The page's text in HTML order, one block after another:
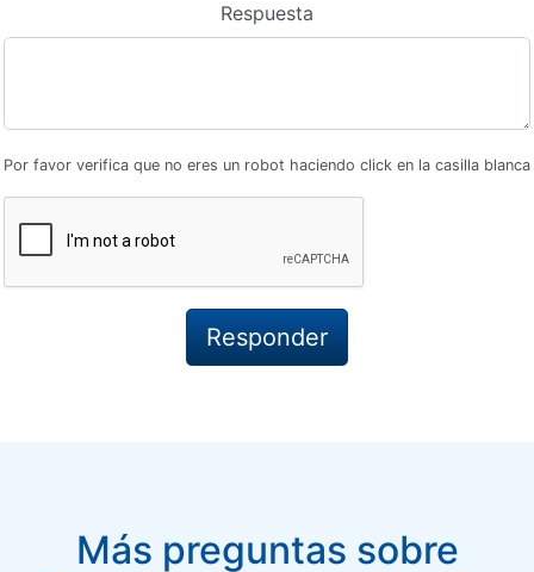
Respuesta
Por favor verifica que no eres un robot haciendo click en la casilla blanca
Más preguntas sobre